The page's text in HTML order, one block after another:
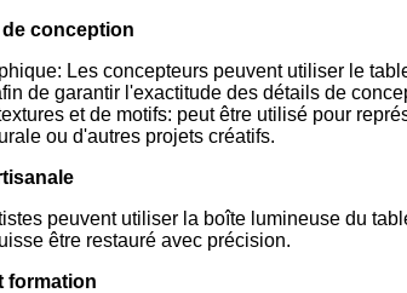
conception
Les concepteurs peuvent utiliser le
de garantir l'exactitude des détails de
et de motifs: peut être utilisé pour
ou d'autres projets créatifs.
peuvent utiliser la boîte lumineuse du
être restauré avec précision.
formation